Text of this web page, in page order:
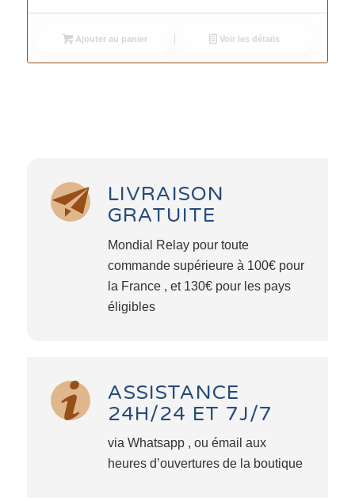
Ajouter au panier Voir les détails
LIVRAISON
GRATUITE
Mondial Relay pour toute
commande supérieure à 100€ pour
la France , et 130€ pour les pays
éligibles
ASSISTANCE
24H/24 ET 7J/7
via Whatsapp , ou émail aux
heures d’ouvertures de la boutique